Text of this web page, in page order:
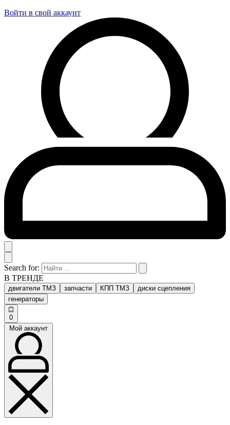
Войти в свой аккаунт
Search for:
В ТРЕНДЕ
двигатели ТМЗ запчасти КПП ТМЗ
диски сцепления
генераторы
0
Мой аккаунт